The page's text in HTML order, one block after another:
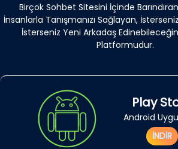
Birçok Sohbet Sitesini İçinde
İnsanlarla Tanışmanızı Sağlayan,
İsterseniz Yeni Arkadaş
Platformudur.
Play
Android
İNDİR